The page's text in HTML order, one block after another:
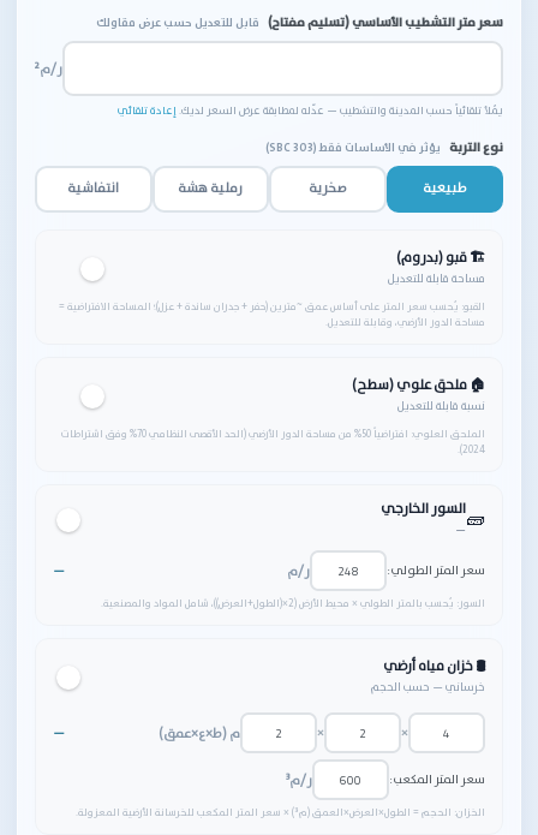
سعر متر التشطيب الأساسي (تسليم مفتاح) قابل للتعديل حسب عرض مقاولك
ر/م²
يُملأ تلقائياً حسب المدينة والتشطيب — عدّله لمطابقة عرض السعر لديك.إعادة تلقائي
نوع التربة يؤثر في الأساسات فقط (SBC 303)
طبيعية صخرية رملية هشة انتفاشية
🏗 قبو (بدروم)
مساحة قابلة للتعديل
القبو: يُحسب سعر المتر على أساس عمق ~مترين (حفر + جدران ساندة + عزل)؛ المساحة الافتراضية =
مساحة الدور الأرضي، وقابلة للتعديل.
🏠 ملحق علوي (سطح)
نسبة قابلة للتعديل
الملحق العلوي: افتراضياً 50% من مساحة الدور الأرضي (الحد الأقصى النظامي 70% وفق اشتراطات
2024).
🧱السور الخارجي
—
سعر المتر الطولي: ر/م —
السور: يُحسب بالمتر الطولي × محيط الأرض ‎(2×(الطول+العرض))‎، شامل المواد والمصنعية.
🛢️ خزان مياه أرضي
خرساني — حسب الحجم
×
× م (ط×ع×عمق) —
سعر المتر المكعب: ر/م³
الخزان: الحجم = الطول×العرض×العمق (م³) × سعر المتر المكعب للخرسانة الأرضية المعزولة.